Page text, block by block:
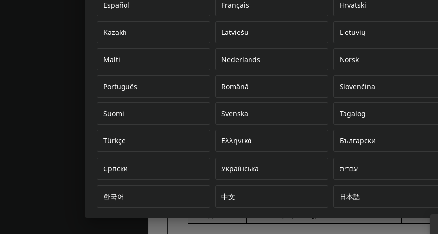
Español Français Hrvatski
Kazakh Latviešu Lietuvių
Malti Nederlands Norsk
Português Română Slovenčina
Suomi Svenska Tagalog
Türkçe Ελληνικά Български
Српски Українська עברית
한국어 中文 日本語